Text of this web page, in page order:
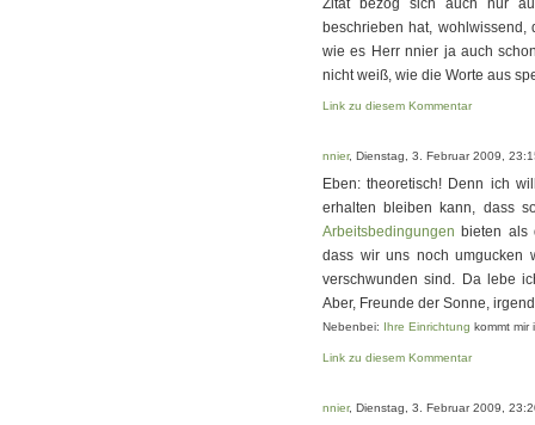
Zitat bezog sich auch nur
beschrieben hat,
wie es Herr nnier ja auch
nicht weiß, wie die Worte aus
Link zu diesem Kommentar
nnier, Dienstag, 3. Februar 2009,
Eben: theoretisch! Denn ich
erhalten bleiben kann, dass
Arbeitsbedingungen bieten als
dass wir uns noch umgucken
verschwunden sind. Da lebe
Aber, Freunde der Sonne,
Nebenbei: Ihre Einrichtung kommt mir
Link zu diesem Kommentar
nnier, Dienstag, 3. Februar 2009,